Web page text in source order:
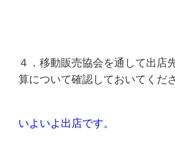
４．移動販売協会を通して出店
算について確認しておいてくだ
いよいよ出店です。